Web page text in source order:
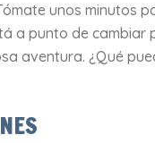
unos minutos
a punto de cambiar
aventura. ¿Qué